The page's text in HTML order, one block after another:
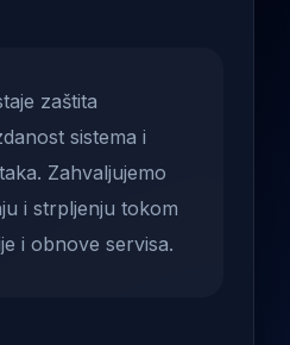
zaštita
sistema i
Zahvaljujemo
i strpljenju tokom
i obnove servisa.